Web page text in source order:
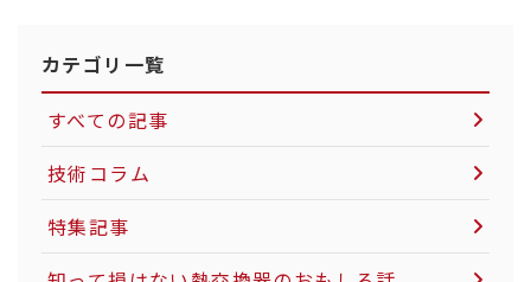
カテゴリ一覧
すべての記事
技術コラム
空気圧制御機器について
特集記事